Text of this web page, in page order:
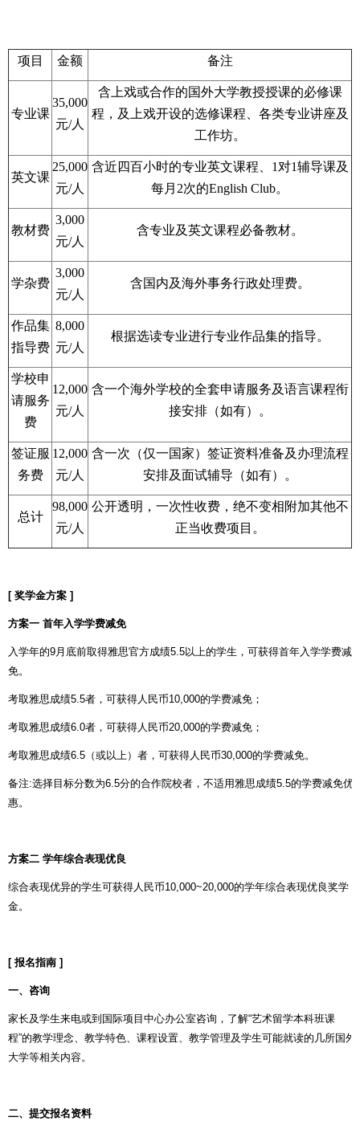
项目 金额 备注
专业课
35,000
元/人
含上戏或合作的国外大学教授授课的必修课
程，及上戏开设的选修课程、各类专业讲座及
工作坊。
英文课
25,000
元/人
含近四百小时的专业英文课程、1对1辅导课及
每月2次的English Club。
教材费
3,000
元/人
含专业及英文课程必备教材。
学杂费
3,000
元/人
含国内及海外事务行政处理费。
作品集
指导费
8,000
元/人
根据选读专业进行专业作品集的指导。
学校申
请服务
费
12,000
元/人
含一个海外学校的全套申请服务及语言课程衔
接安排（如有）。
签证服
务费
12,000
元/人
含一次（仅一国家）签证资料准备及办理流程
安排及面试辅导（如有）。
总计
98,000
元/人
公开透明，一次性收费，绝不变相附加其他不
正当收费项目。
[ 奖学金方案 ]
方案一 首年入学学费减免
入学年的9 月底前取得雅思官方成绩5.5以上的学生，可获得首年入学学费减
免。
考取雅思成绩5.5者，可获得人民币10,000的学费减免；
考取雅思成绩6.0者，可获得人民币20,000的学费减免；
考取雅思成绩6.5 （或以上）者，可获得人民币30,000的学费减免。
备注:选择目标分数为6.5分的合作院校者，不适用雅思成绩5.5的学费减免优
惠。
方案二 学年综合表现优良
综合表现优异的学生可获得人民币10,000~20,000的学年综合表现优良奖学
金。
[ 报名指南 ]
一、咨询
家长及学生来电或到国际项目中心办公室咨询，了解“艺术留学本科班课
程”的教学理念、教学特色、课程设置、教学管理及学生可能就读的几所国外
大学等相关内容。
二、提交报名资料